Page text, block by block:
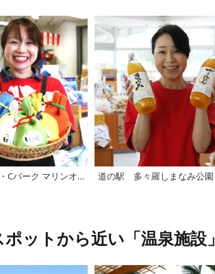
道の駅 伯方S・Cパーク マリンオアシスはかた 道の駅 多々羅しまなみ公園
ットから近い「温泉施設」